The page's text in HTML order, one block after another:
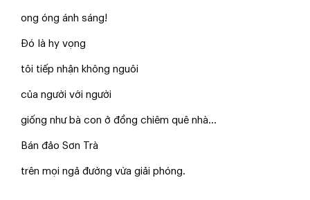
ong óng ánh sáng!
Đó là hy vọng
tôi tiếp nhận không nguôi
của người với người
giống như bà con ở đồng chiêm quê nhà…
Bán đảo Sơn Trà
trên mọi ngả đường vừa giải phóng.